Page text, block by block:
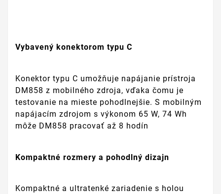
Vybavený konektorom typu C
Konektor typu C umožňuje napájanie prístroja
DM858 z mobilného zdroja, vďaka čomu je
testovanie na mieste pohodlnejšie. S mobilným
napájacím zdrojom s výkonom 65 W, 74 Wh
môže DM858 pracovať až 8 hodín
Kompaktné rozmery a pohodlný dizajn
Kompaktné a ultratenké zariadenie s holou